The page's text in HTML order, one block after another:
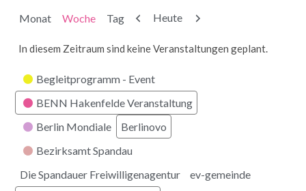
Monat Woche Tag Zurück
Heute Weiter
In diesem Zeitraum sind keine Veranstaltungen geplant.
Kategorien
Begleitprogramm - Event
BENN Hakenfelde Veranstaltung
Berlin Mondiale
Berlinovo
Bezirksamt Spandau
Die Spandauer Freiwilligenagentur
ev-gemeinde